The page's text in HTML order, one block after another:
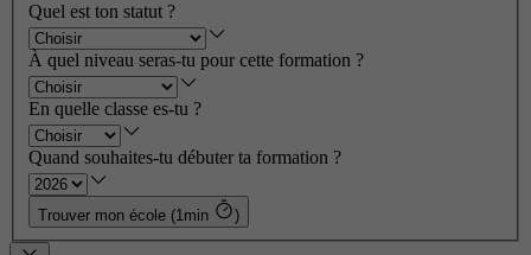
Quel est ton statut ?
À quel niveau seras-tu pour cette formation ?
En quelle classe es-tu ?
Quand souhaites-tu débuter ta formation ?
Trouver mon école (1min )